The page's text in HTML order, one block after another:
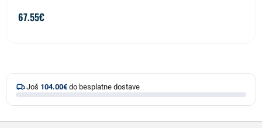
67.55€
Još 104.00€ do besplatne dostave